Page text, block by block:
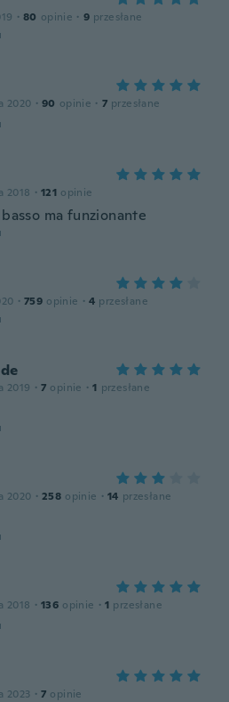
· 80 opinie · 9 przesłane
2020 · 90 opinie · 7 przesłane
2018 · 121 opinie
ma funzionante
· 759 opinie · 4 przesłane
2019 · 7 opinie · 1 przesłane
2020 · 258 opinie · 14 przesłane
2018 · 136 opinie · 1 przesłane
2023 · 7 opinie